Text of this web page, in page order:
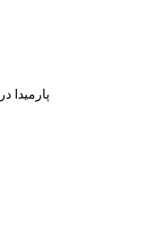
پارمیدا در